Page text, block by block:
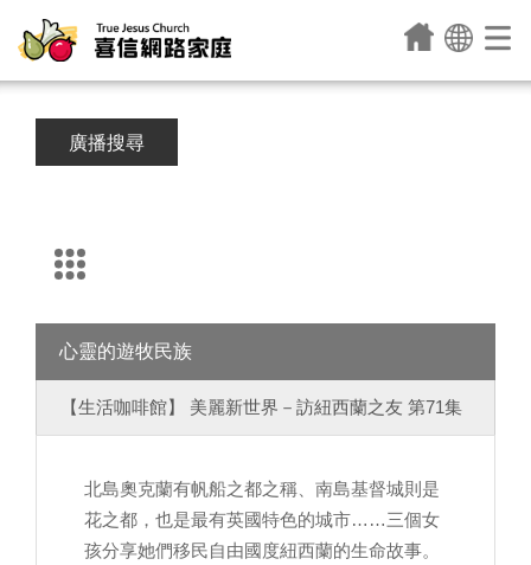
廣播搜尋
心靈的遊牧民族
【生活咖啡館】 美麗新世界－訪紐西蘭之友 第71集
北島奧克蘭有帆船之都之稱、南島基督城則是
花之都，也是最有英國特色的城市……三個女
孩分享她們移民自由國度紐西蘭的生命故事。